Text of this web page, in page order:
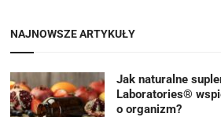
NAJNOWSZE ARTYKUŁY
Jak naturalne
Laboratories®
o organizm?